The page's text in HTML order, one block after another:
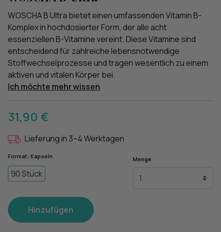
WOSCHA B Ultra bietet einen umfassenden Vitamin B-
Komplex in hochdosierter Form, der alle acht
essenziellen B-Vitamine vereint. Diese Vitamine sind
entscheidend für zahlreiche lebensnotwendige
Stoffwechselprozesse und tragen wesentlich zu einem
aktiven und vitalen Körper bei.
Ich möchte mehr wissen
31,90 €
Lieferung in 3–4 Werktagen
Format : Kapseln
90 Stück
Menge
Hinzufügen